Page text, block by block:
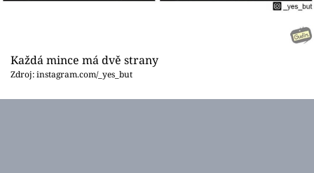
Každá mince má dvě strany
Zdroj: instagram.com/_yes_but